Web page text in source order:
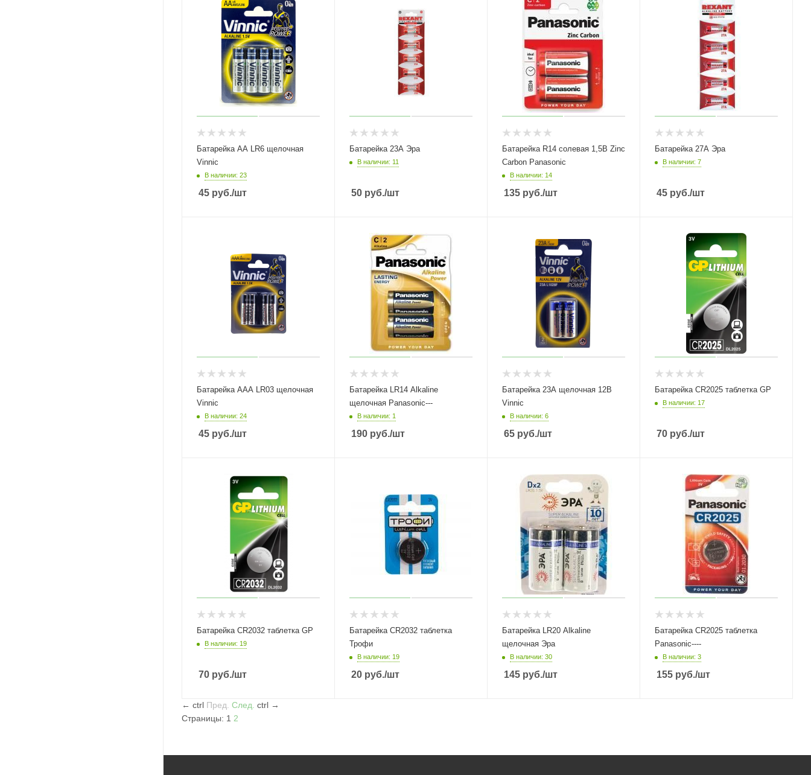
Батарейка АА LR6 щелочная
Vinnic
В наличии: 23
45 руб./шт
Батарейка 23А Эра
В наличии: 11
50 руб./шт
Батарейка R14 солевая 1,5В Zinc
Carbon Panasonic
В наличии: 14
135 руб./шт
Батарейка 27А Эра
В наличии: 7
45 руб./шт
Батарейка ААА LR03 щелочная
Vinnic
В наличии: 24
45 руб./шт
Батарейка LR14 Alkaline
щелочная Panasonic---
В наличии: 1
190 руб./шт
Батарейка 23А щелочная 12B
Vinnic
В наличии: 6
65 руб./шт
Батарейка CR2025 таблетка GP
В наличии: 17
70 руб./шт
Батарейка CR2032 таблетка GP
В наличии: 19
70 руб./шт
Батарейка CR2032 таблетка
Трофи
В наличии: 19
20 руб./шт
Батарейка LR20 Alkaline
щелочная Эра
В наличии: 30
145 руб./шт
Батарейка CR2025 таблетка
Panasonic----
В наличии: 3
155 руб./шт
← ctrl Пред. След. ctrl →
Страницы: 1 2